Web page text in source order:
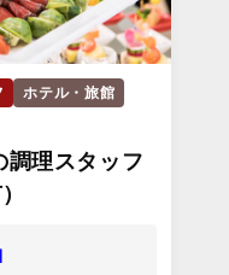
ホテル・旅館
調理スタッフ